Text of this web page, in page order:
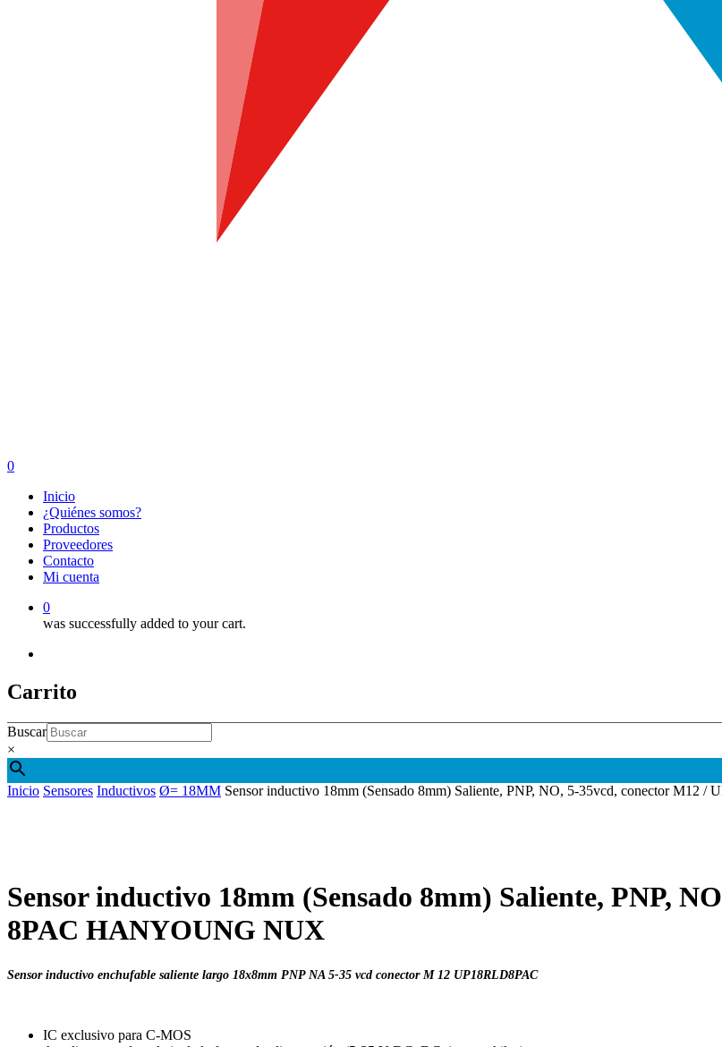
0
Inicio
¿Quiénes somos?
Productos
Proveedores
Contacto
Mi cuenta
0
was successfully added to your cart.
Carrito
Buscar
×
Inicio Sensores Inductivos Ø= 18MM Sensor inductivo 18mm (Sensado 8mm) Saliente, PNP, NO, 5-35vcd, conector
Sensor inductivo 18mm (Sensado 8mm) Saliente, PNP,
8PAC HANYOUNG NUX
Sensor inductivo enchufable saliente largo 18x8mm PNP NA 5-35 vcd conector M 12 UP18RLD8PAC
IC exclusivo para C-MOS